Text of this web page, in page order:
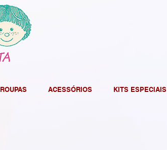
ROUPAS ACESSÓRIOS KITS ESPECIAIS